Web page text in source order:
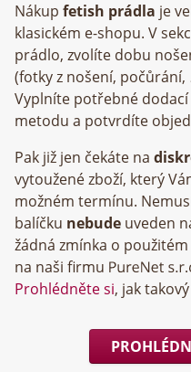
Nákup fetish prádla je
klasickém e-shopu. V
prádlo, zvolíte dobu
(fotky z nošení,
Vyplníte potřebné
metodu a potvrdíte
Pak již jen čekáte na
vytoužené zboží, který
možném termínu.
balíčku nebude uveden
žádná zmínka o
na naši firmu
Prohlédněte si, jak